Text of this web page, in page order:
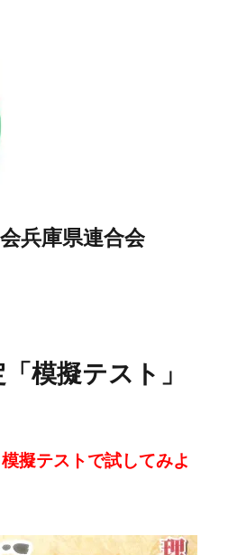
兵庫県連合会
模擬テスト」
擬テストで試してみよ